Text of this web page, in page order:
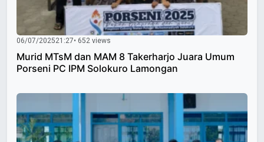
06/07/202521:27• 652 views
Murid MTsM dan MAM 8 Takerharjo Juara Umum
Porseni PC IPM Solokuro Lamongan